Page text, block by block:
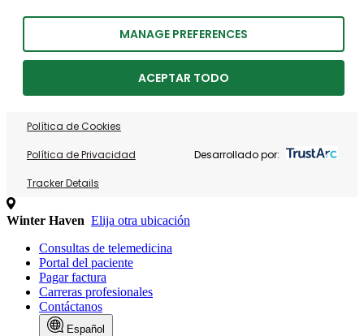
MANAGE PREFERENCES
ACEPTAR TODO
Política de Cookies
Política de Privacidad
Tracker Details
Desarrollado por:
Winter Haven Elija otra ubicación
Consultas de telemedicina
Portal del paciente
Pagar factura
Carreras profesionales
Contáctanos
Español